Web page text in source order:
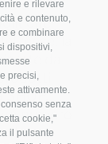
e rilevare
e contenuto,
e combinare
dispositivi,
precisi,
attivamente.
senza
cookie,"
il pulsante
mese, la
da
numero